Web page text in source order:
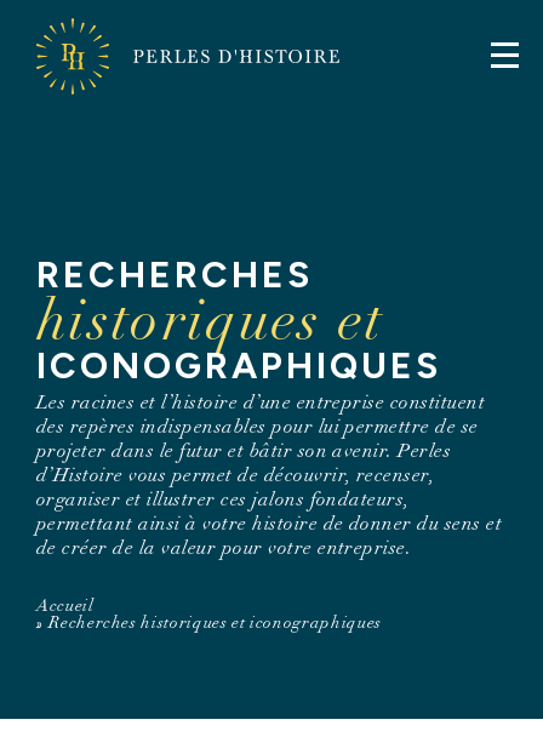
RECHERCHES
historiques et
ICONOGRAPHIQUES
Les racines et l’histoire d’une entreprise constituent
des repères indispensables pour lui permettre de se
projeter dans le futur et bâtir son avenir. Perles
d’Histoire vous permet de découvrir, recenser,
organiser et illustrer ces jalons fondateurs,
permettant ainsi à votre histoire de donner du sens et
de créer de la valeur pour votre entreprise.
Accueil
»Recherches historiques et iconographiques